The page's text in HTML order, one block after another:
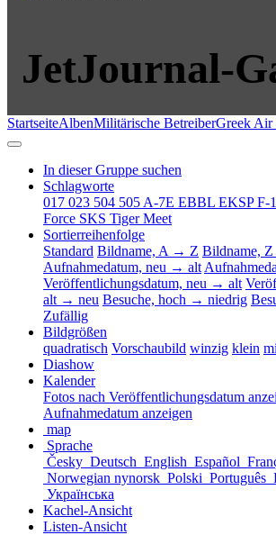
JetJournal-
StartseiteAlbenMilitärische BetreiberGreek Air
In dieser Gruppe suchen
Schlagworte
017 023 504 505 A-7E EBBL EKSPF-
Force SKS Tiger Meet
Sortierreihenfolge
Standard Bildname, A → Z Bildname,
Aufnahmedatum, neu → alt
Veröffentlichungsdatum, neu → alt
alt → neu Besuche, hoch → niedrig
Zufällig
Bildgrößen
quadratisch Vorschaubild winzig klein
Diashow
Kalender
Fotos nach Veröffentlichungsdatum
Aufnahmedatum anzeigen
map
Sprache
Česky Deutsch English Español
Norwegian nynorsk Polski Português
Українська
Kachel-Ansicht
Listen-Ansicht